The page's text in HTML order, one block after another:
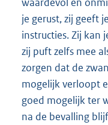
je gerust, zij geeft
instructies. Zij kan
zij puft zelfs mee
zorgen dat de
mogelijk verloopt
goed mogelijk ter
na de bevalling